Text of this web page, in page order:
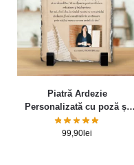
Piatră Ardezie
Personalizată cu poză și
mesaj pentru Diriginte
99,90lei